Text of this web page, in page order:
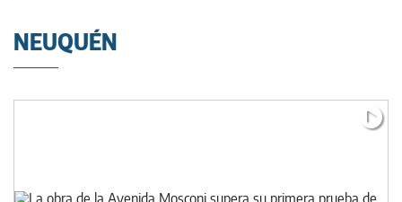
NEUQUÉN